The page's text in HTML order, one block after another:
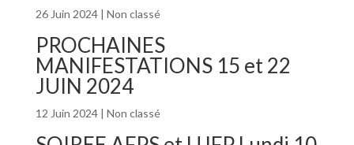
26 Juin 2024| Non classé
PROCHAINES
MANIFESTATIONS 15 et 22
JUIN 2024
12 Juin 2024| Non classé